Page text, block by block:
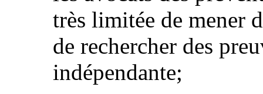
très limitée de mener
de rechercher des
indépendante;